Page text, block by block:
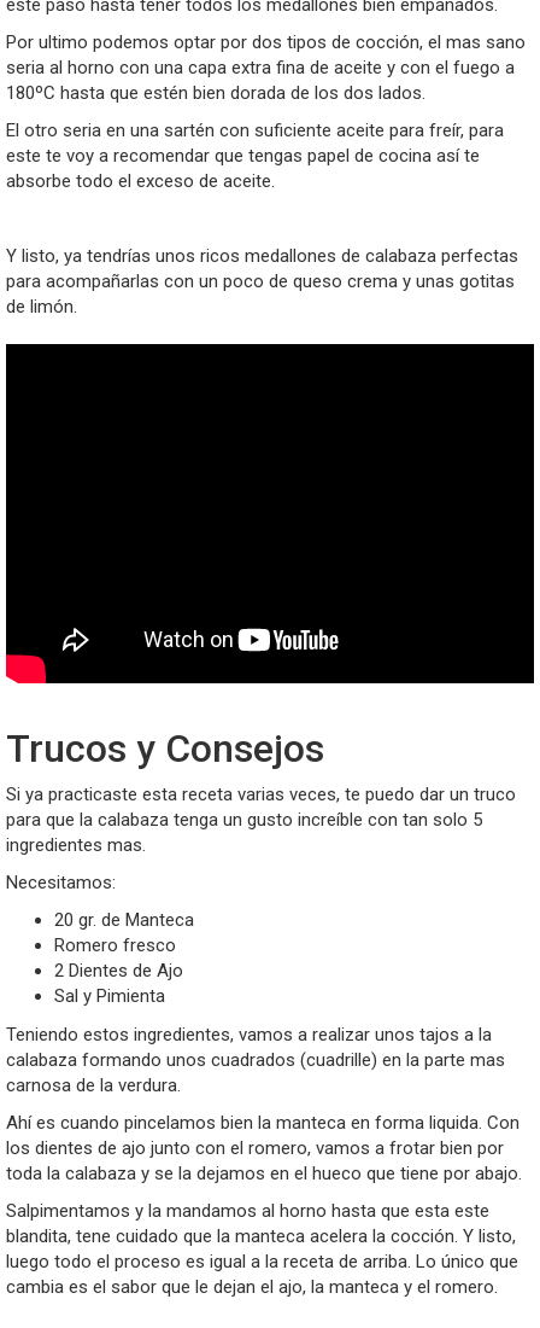
este paso hasta tener todos los medallones bien empanados.
Por ultimo podemos optar por dos tipos de cocción, el mas sano
seria al horno con una capa extra fina de aceite y con el fuego a
180ºC hasta que estén bien dorada de los dos lados.
El otro seria en una sartén con suficiente aceite para freír, para
este te voy a recomendar que tengas papel de cocina así te
absorbe todo el exceso de aceite.
Y listo, ya tendrías unos ricos medallones de calabaza perfectas
para acompañarlas con un poco de queso crema y unas gotitas
de limón.
Trucos y Consejos
Si ya practicaste esta receta varias veces, te puedo dar un truco
para que la calabaza tenga un gusto increíble con tan solo 5
ingredientes mas.
Necesitamos:
20 gr. de Manteca
Romero fresco
2 Dientes de Ajo
Sal y Pimienta
Teniendo estos ingredientes, vamos a realizar unos tajos a la
calabaza formando unos cuadrados (cuadrille) en la parte mas
carnosa de la verdura.
Ahí es cuando pincelamos bien la manteca en forma liquida. Con
los dientes de ajo junto con el romero, vamos a frotar bien por
toda la calabaza y se la dejamos en el hueco que tiene por abajo.
Salpimentamos y la mandamos al horno hasta que esta este
blandita, tene cuidado que la manteca acelera la cocción. Y listo,
luego todo el proceso es igual a la receta de arriba. Lo único que
cambia es el sabor que le dejan el ajo, la manteca y el romero.